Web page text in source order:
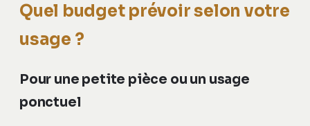
Quel budget prévoir selon votre
usage ?
Pour une petite pièce ou un usage
ponctuel